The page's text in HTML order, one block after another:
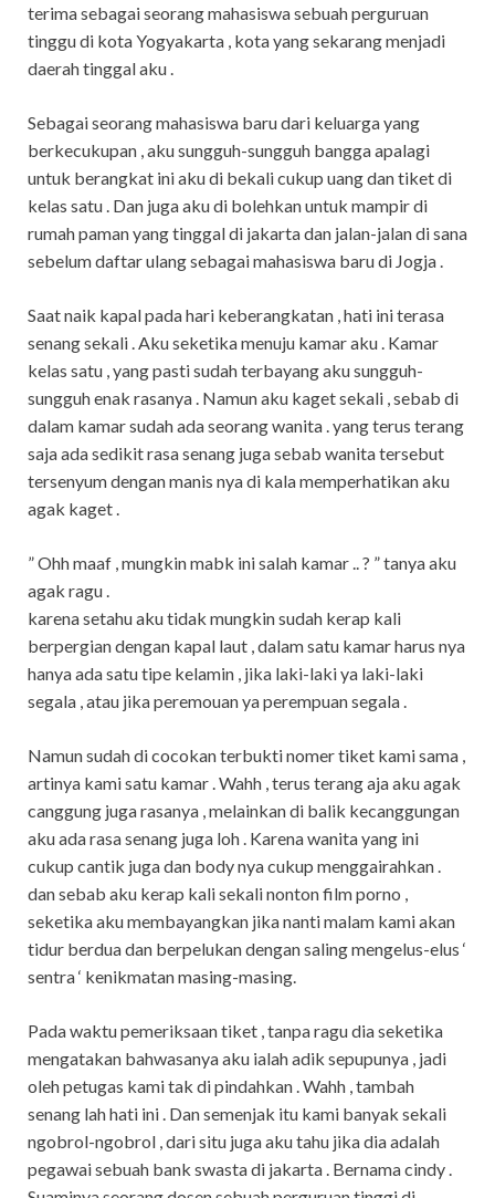
terima sebagai seorang mahasiswa sebuah perguruan
tinggu di kota Yogyakarta , kota yang sekarang menjadi
daerah tinggal aku .
Sebagai seorang mahasiswa baru dari keluarga yang
berkecukupan , aku sungguh-sungguh bangga apalagi
untuk berangkat ini aku di bekali cukup uang dan tiket di
kelas satu . Dan juga aku di bolehkan untuk mampir di
rumah paman yang tinggal di jakarta dan jalan-jalan di sana
sebelum daftar ulang sebagai mahasiswa baru di Jogja .
Saat naik kapal pada hari keberangkatan , hati ini terasa
senang sekali . Aku seketika menuju kamar aku . Kamar
kelas satu , yang pasti sudah terbayang aku sungguh-
sungguh enak rasanya . Namun aku kaget sekali , sebab di
dalam kamar sudah ada seorang wanita . yang terus terang
saja ada sedikit rasa senang juga sebab wanita tersebut
tersenyum dengan manis nya di kala memperhatikan aku
agak kaget .
” Ohh maaf , mungkin mabk ini salah kamar .. ? ” tanya aku
agak ragu .
karena setahu aku tidak mungkin sudah kerap kali
berpergian dengan kapal laut , dalam satu kamar harus nya
hanya ada satu tipe kelamin , jika laki-laki ya laki-laki
segala , atau jika peremouan ya perempuan segala .
Namun sudah di cocokan terbukti nomer tiket kami sama ,
artinya kami satu kamar . Wahh , terus terang aja aku agak
canggung juga rasanya , melainkan di balik kecanggungan
aku ada rasa senang juga loh . Karena wanita yang ini
cukup cantik juga dan body nya cukup menggairahkan .
dan sebab aku kerap kali sekali nonton film porno ,
seketika aku membayangkan jika nanti malam kami akan
tidur berdua dan berpelukan dengan saling mengelus-elus ‘
sentra ‘ kenikmatan masing-masing.
Pada waktu pemeriksaan tiket , tanpa ragu dia seketika
mengatakan bahwasanya aku ialah adik sepupunya , jadi
oleh petugas kami tak di pindahkan . Wahh , tambah
senang lah hati ini . Dan semenjak itu kami banyak sekali
ngobrol-ngobrol , dari situ juga aku tahu jika dia adalah
pegawai sebuah bank swasta di jakarta . Bernama cindy .